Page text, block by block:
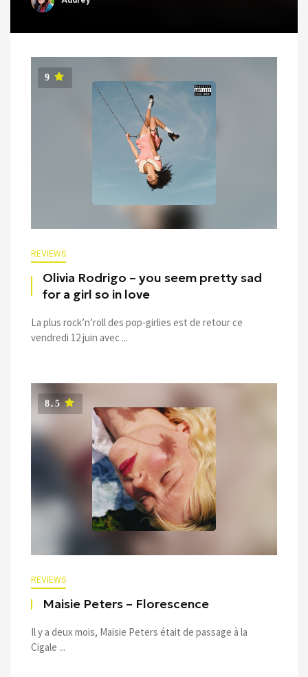
9
REVIEWS
Olivia Rodrigo – you seem pretty sad
for a girl so in love
La plus rock’n’roll des pop-girlies est de retour ce
vendredi 12 juin avec ...
8.5
REVIEWS
Maisie Peters – Florescence
Il y a deux mois, Maisie Peters était de passage à la
Cigale ...